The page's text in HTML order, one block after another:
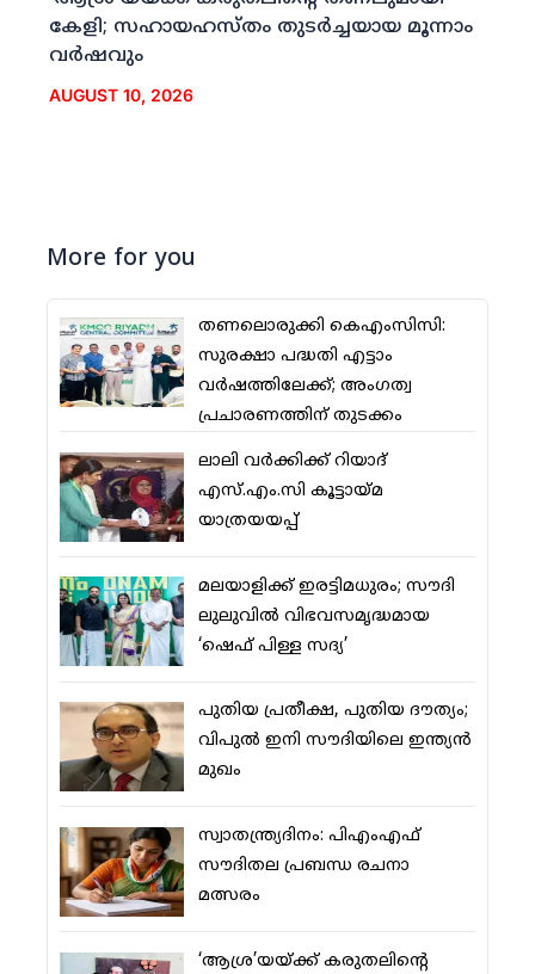
കേളി; സഹായഹസ്തം തുടര്‍ച്ചയായ മൂന്നാം
വര്‍ഷവും
AUGUST 10, 2026
More for you
തണലൊരുക്കി കെഎംസിസി:
സുരക്ഷാ പദ്ധതി എട്ടാം
വര്‍ഷത്തിലേക്ക്; അംഗത്വ
പ്രചാരണത്തിന് തുടക്കം
ലാലി വര്‍ക്കിക്ക് റിയാദ്
എസ്.എം.സി കൂട്ടായ്മ
യാത്രയയപ്പ്
മലയാളിക്ക് ഇരട്ടിമധുരം; സൗദി
ലുലുവില്‍ വിഭവസമൃദ്ധമായ
‘ഷെഫ് പിള്ള സദ്യ’
പുതിയ പ്രതീക്ഷ, പുതിയ ദൗത്യം;
വിപുല്‍ ഇനി സൗദിയിലെ ഇന്ത്യന്‍
മുഖം
സ്വാതന്ത്ര്യദിനം: പിഎംഎഫ്
സൗദിതല പ്രബന്ധ രചനാ
മത്സരം
‘ആശ്ര’യയ്ക്ക് കരുതലിന്റെ